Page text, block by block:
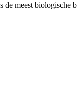
de meest biologische